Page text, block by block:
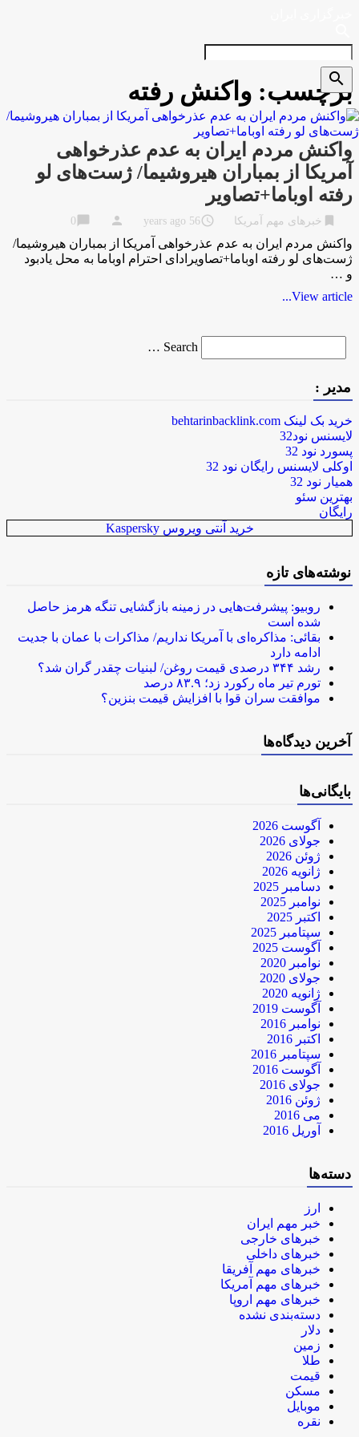
برچسب: واکنش‌ رفته
واکنش‌ مردم ایران به عدم عذرخواهی
آمریکا از بمباران هیروشیما/ ژست‌های لو
رفته اوباما+تصاویر
خبرهای مهم آمریکا access_time
56 years ago
person
chat_bubble
واکنش‌ مردم ایران به عدم عذرخواهی آمریکا از بمباران هیروشیما/
ژست‌های لو رفته اوباما+تصاویرادای احترام اوباما به محل یادبود
و …
View article...
for
Search …
search
مدیر :
خرید بک لینک behtarinbacklink.com
لایسنس نود32
پسورد نود 32
اوکلی لایسنس رایگان نود 32
همیار نود 32
بهترین سئو
رایگان
خرید آنتی ویروس Kaspersky
نوشته‌های تازه
روبیو: پیشرفت‌هایی در زمینه بازگشایی تنگه هرمز حاصل
شده است
بقائی: مذاکره‌ای با آمریکا نداریم/ مذاکرات با عمان با جدیت
ادامه دارد
رشد ۳۴۴ درصدی قیمت روغن/ لبنیات چقدر گران شد؟
تورم تیر ماه رکورد زد؛ ۸۳.۹ درصد
موافقت سران قوا با افزایش قیمت بنزین؟
آخرین دیدگاه‌ها
بایگانی‌ها
آگوست 2026
جولای 2026
ژوئن 2026
ژانویه 2026
دسامبر 2025
نوامبر 2025
اکتبر 2025
سپتامبر 2025
آگوست 2025
نوامبر 2020
جولای 2020
ژانویه 2020
آگوست 2019
نوامبر 2016
اکتبر 2016
سپتامبر 2016
آگوست 2016
جولای 2016
ژوئن 2016
می 2016
آوریل 2016
دسته‌ها
ارز
خبر مهم ایران
خبرهای خارجی
خبرهای داخلی
خبرهای مهم آفریقا
خبرهای مهم آمریکا
خبرهای مهم اروپا
دسته‌بندی نشده
دلار
زمین
طلا
قیمت
مسکن
موبایل
نقره